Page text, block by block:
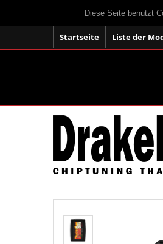
Diese Seite benutzt
Startseite Liste der